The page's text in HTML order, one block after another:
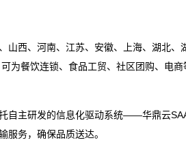
山西、河南、江苏、安徽、上海、湖北
为餐饮连锁、食品工贸、社区团购、电
自主研发的信息化驱动系统——华鼎云
服务，确保品质送达。